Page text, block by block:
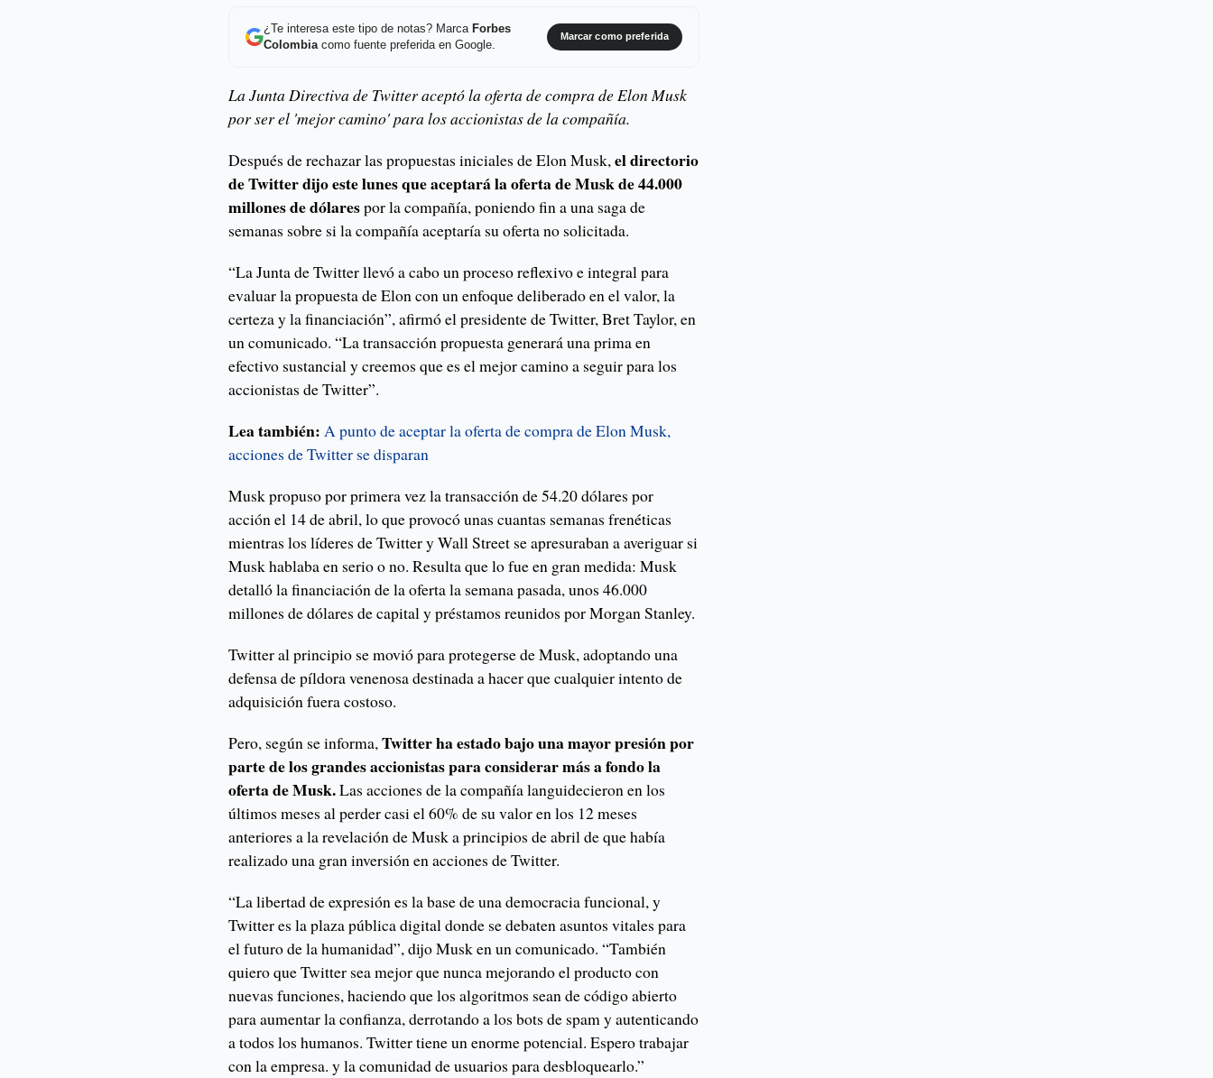
¿Te interesa este tipo de notas? Marca Forbes
Colombiacomo fuente preferida en Google.
Marcar como preferida
La Junta Directiva de Twitter aceptó la oferta de compra de Elon Musk
por ser el 'mejor camino' para los accionistas de la compañía.
Después de rechazar las propuestas iniciales de Elon Musk,el directorio
de Twitter dijo este lunes que aceptará la oferta de Musk de 44.000
millones de dólarespor la compañía, poniendo fin a una saga de
semanas sobre si la compañía aceptaría su oferta no solicitada.
“La Junta de Twitter llevó a cabo un proceso reflexivo e integral para
evaluar la propuesta de Elon con un enfoque deliberado en el valor, la
certeza y la financiación”, afirmó el presidente de Twitter, Bret Taylor, en
un comunicado. “La transacción propuesta generará una prima en
efectivo sustancial y creemos que es el mejor camino a seguir para los
accionistas de Twitter”.
Lea también: A punto de aceptar la oferta de compra de Elon Musk,
acciones de Twitter se disparan
Musk propuso por primera vez la transacción de 54.20 dólares por
acción el 14 de abril, lo que provocó unas cuantas semanas frenéticas
mientras los líderes de Twitter y Wall Street se apresuraban a averiguar si
Musk hablaba en serio o no. Resulta que lo fue en gran medida: Musk
detalló la financiación de la oferta la semana pasada, unos 46.000
millones de dólares de capital y préstamos reunidos por Morgan Stanley.
Twitter al principio se movió para protegerse de Musk, adoptando una
defensa de píldora venenosa destinada a hacer que cualquier intento de
adquisición fuera costoso.
Pero, según se informa,Twitter ha estado bajo una mayor presión por
parte de los grandes accionistas para considerar más a fondo la
oferta de Musk.Las acciones de la compañía languidecieron en los
últimos meses al perder casi el 60% de su valor en los 12 meses
anteriores a la revelación de Musk a principios de abril de que había
realizado una gran inversión en acciones de Twitter.
“La libertad de expresión es la base de una democracia funcional, y
Twitter es la plaza pública digital donde se debaten asuntos vitales para
el futuro de la humanidad”, dijo Musk en un comunicado. “También
quiero que Twitter sea mejor que nunca mejorando el producto con
nuevas funciones, haciendo que los algoritmos sean de código abierto
para aumentar la confianza, derrotando a los bots de spam y autenticando
a todos los humanos. Twitter tiene un enorme potencial. Espero trabajar
con la empresa. y la comunidad de usuarios para desbloquearlo.”